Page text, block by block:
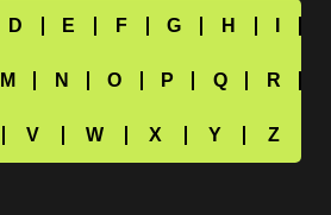
D E F G H
I
M N O P Q
R
V W X Y Z